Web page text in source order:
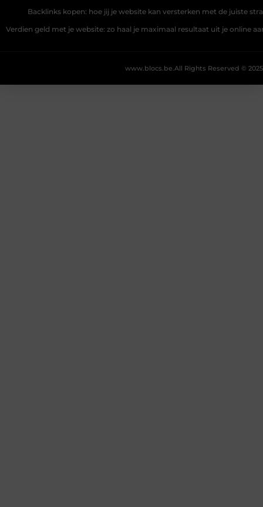
Backlinks kopen: hoe jij je website kan versterken met de juiste
Verdien geld met je website: zo haal je maximaal resultaat uit je online
All Rights Reserved © 2025
www.blocs.be.